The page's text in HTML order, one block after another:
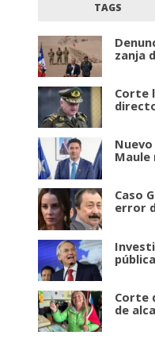
TAGS
zanja
Corte
Maule
Caso
error
Corte
de